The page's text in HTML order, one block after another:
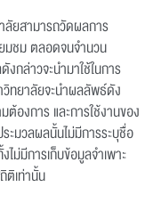
ลัยสามารถวัดผลการ
มชม ตลอดจนจำนวน
กล่าวจะนำมาใช้ในการ
วิทยาลัยจะนำผลลัพธ์ดัง
ต้องการ และการใช้งานของ
ะมวลผลนั้นไม่มีการระบุชื่อ
ม่มีการเก็บข้อมูลจำเพาะ
ติเท่านั้น